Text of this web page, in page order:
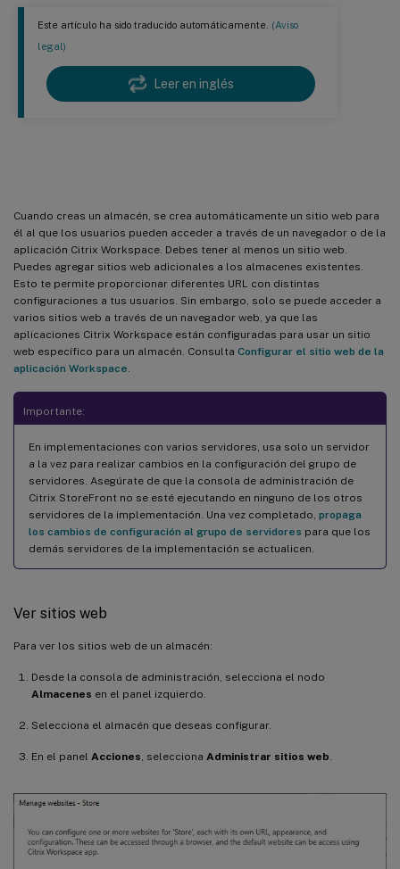
Este artículo ha sido traducido automáticamente. (Aviso
legal)
Leer en inglés
Cuando creas un almacén, se crea automáticamente un sitio web para
él al que los usuarios pueden acceder a través de un navegador o de la
aplicación Citrix Workspace. Debes tener al menos un sitio web.
Puedes agregar sitios web adicionales a los almacenes existentes.
Esto te permite proporcionar diferentes URL con distintas
configuraciones a tus usuarios. Sin embargo, solo se puede acceder a
varios sitios web a través de un navegador web, ya que las
aplicaciones Citrix Workspace están configuradas para usar un sitio
web específico para un almacén. Consulta Configurar el sitio web de la
aplicación Workspace
Importante:
En implementaciones con varios servidores, usa solo un servidor
a la vez para realizar cambios en la configuración del grupo de
servidores. Asegúrate de que la consola de administración de
Citrix StoreFront no se esté ejecutando en ninguno de los otros
servidores de la implementación. Una vez completado, propaga
los cambios de configuración al grupo de servidores para que los
demás servidores de la implementación se actualicen.
Ver sitios web
Para ver los sitios web de un almacén:
Desde la consola de administración, selecciona el nodo
Almacenes en el panel izquierdo.
Selecciona el almacén que deseas configurar.
En el panel Acciones , selecciona Administrar sitios web